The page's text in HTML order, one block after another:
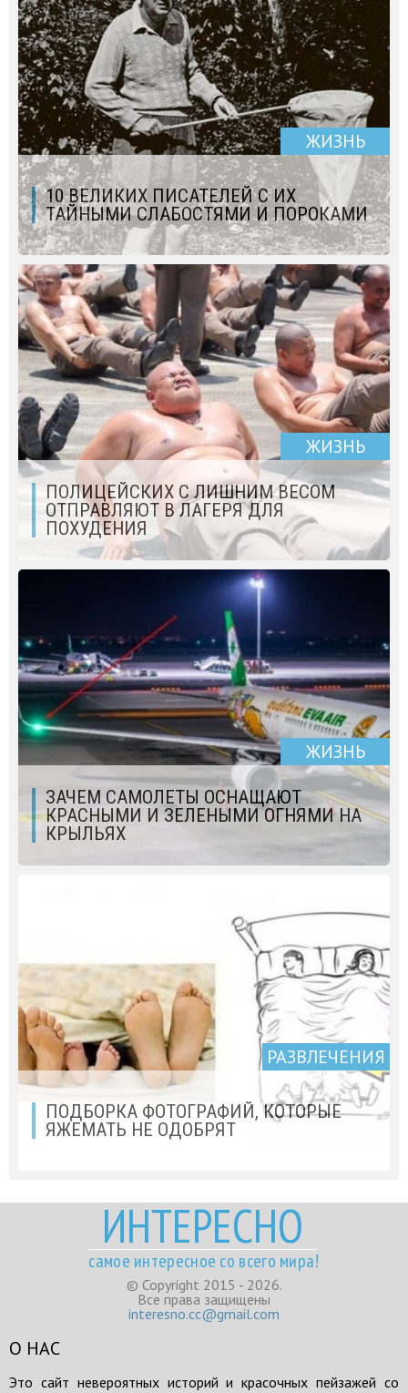
ЖИЗНЬ
10 ВЕЛИКИХ ПИСАТЕЛЕЙ С ИХ
ТАЙНЫМИ СЛАБОСТЯМИ И ПОРОКАМИ
ЖИЗНЬ
ПОЛИЦЕЙСКИХ С ЛИШНИМ ВЕСОМ
ОТПРАВЛЯЮТ В ЛАГЕРЯ ДЛЯ
ПОХУДЕНИЯ
ЖИЗНЬ
ЗАЧЕМ САМОЛЕТЫ ОСНАЩАЮТ
КРАСНЫМИ И ЗЕЛЕНЫМИ ОГНЯМИ НА
КРЫЛЬЯХ
РАЗВЛЕЧЕНИЯ
ПОДБОРКА ФОТОГРАФИЙ, КОТОРЫЕ
ЯЖЕМАТЬ НЕ ОДОБРЯТ
ИНТЕРЕСНО
самое интересное со всего мира!
© Copyright 2015 - 2026.
Все права защищены
interesno.cc@gmail.com
О НАС
Это сайт невероятных историй и красочных пейзажей со